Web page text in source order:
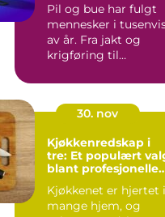
Pil og bue har fulgt
mennesker i
av år. Fra jakt og
krigføring til
hobbybruk...
30. nov
Kjøkkenredskap i
tre: Et populært
blant profesjonelle
hobbykokker
Kjøkkenet er hjertet i
mange hjem, og